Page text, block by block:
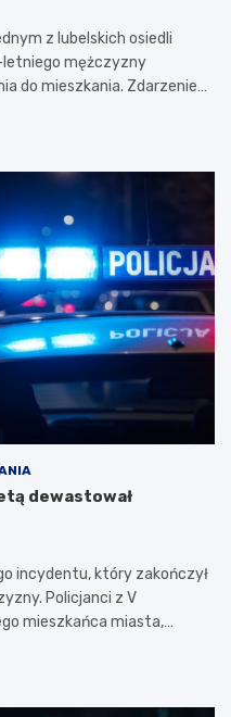
z lubelskich osiedli
mężczyzny
do mieszkania. Zdarzenie…
dewastował
incydentu, który zakończył
Policjanci z V
mieszkańca miasta,…